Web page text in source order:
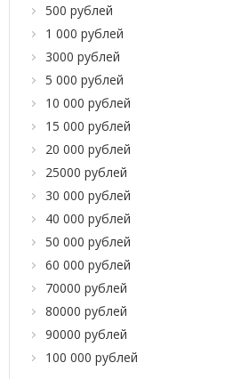
500 рублей
1 000 рублей
3000 рублей
5 000 рублей
10 000 рублей
15 000 рублей
20 000 рублей
25000 рублей
30 000 рублей
40 000 рублей
50 000 рублей
60 000 рублей
70000 рублей
80000 рублей
90000 рублей
100 000 рублей